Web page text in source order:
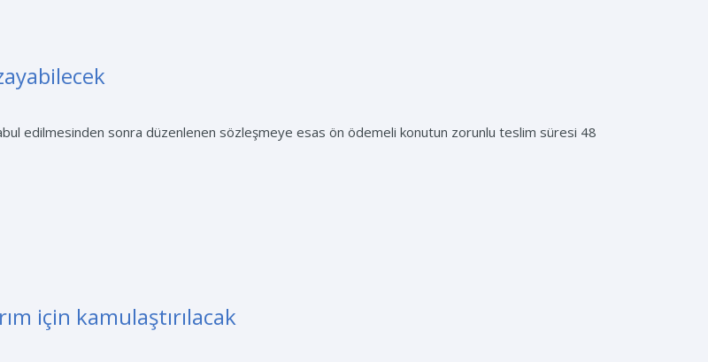
edilmesinden sonra düzenlenen sözleşmeye esas ön ödemeli konutun zorunlu teslim süresi 48
için kamulaştırılacak